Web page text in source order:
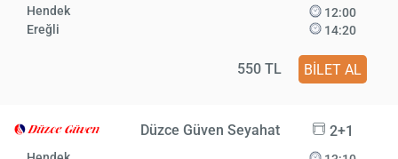
Hendek
Ereğli
12:00
14:20
550 TL BİLET AL
Düzce Güven Seyahat 2+1